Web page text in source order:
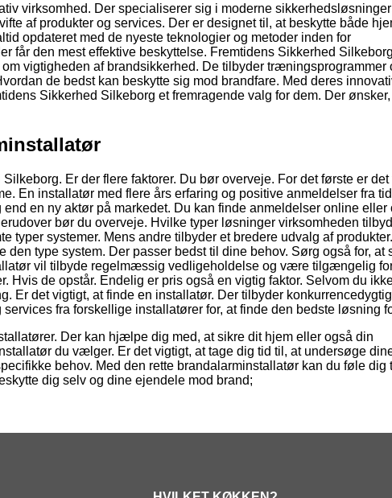
virksomhed. Der specialiserer sig i moderne
af produkter og services. Der er designet til, at beskytte både
opdateret med de nyeste teknologier og metoder inden for
får den mest effektive beskyttelse. Fremtidens Sikkerhed Silkeborg
vigtigheden af brandsikkerhed. De tilbyder træningsprogrammer
de bedst kan beskytte sig mod brandfare. Med deres
Sikkerhed Silkeborg et fremragende valg for dem. Der
Er der flere faktorer. Du bør overveje. For det første er det
En installatør med flere års erfaring og positive anmeldelser fra
en ny aktør på markedet. Du kan finde anmeldelser online eller
bør du overveje. Hvilke typer løsninger virksomheden
typer systemer. Mens andre tilbyder et bredere udvalg af
type system. Der passer bedst til dine behov. Sørg også for, at
vil tilbyde regelmæssig vedligeholdelse og være tilgængelig
Hvis de opstår. Endelig er pris også en vigtig faktor. Selvom du
Er det vigtigt, at finde en installatør. Der tilbyder
fra forskellige installatører for, at finde den bedste løsning
Der kan hjælpe dig med, at sikre dit hjem eller også din
du vælger. Er det vigtigt, at tage dig tid til, at undersøge
behov. Med den rette brandalarminstallatør kan du føle dig
dig selv og dine ejendele mod brand;